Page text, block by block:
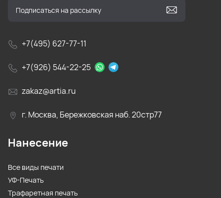
+7(495) 627-77-11
+7(926) 544-22-25
zakaz@artia.ru
г. Москва, Бережковская наб. 20стр77
Нанесение
Все виды печати
УФ-Печать
Трафаретная печать